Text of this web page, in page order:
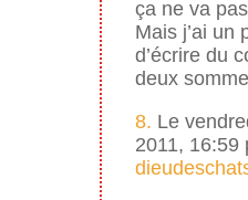
ça ne va
Mais j’ai un
d’écrire du
deux
8. Le
2011, 16:59